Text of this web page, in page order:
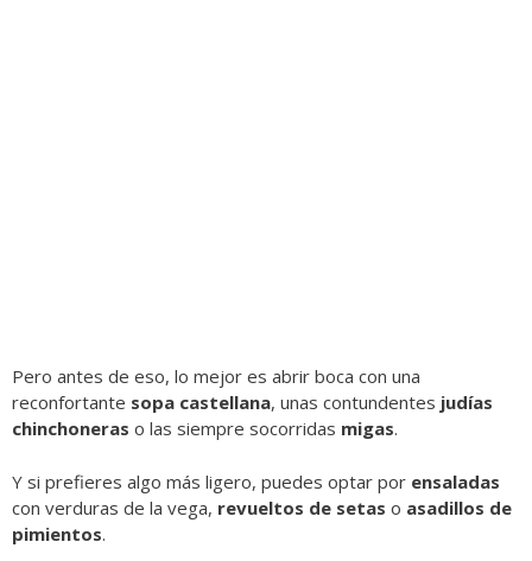
Pero antes de eso, lo mejor es abrir boca con una
reconfortante sopa castellana, unas contundentes judías
chinchoneras o las siempre socorridas migas.
Y si prefieres algo más ligero, puedes optar por ensaladas
con verduras de la vega, revueltos de setas o asadillos de
pimientos.